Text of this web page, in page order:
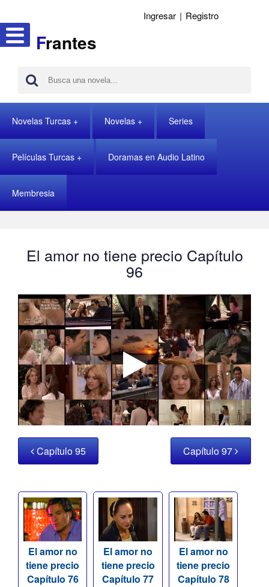
Frantes
Ingresar | Registro
Novelas Turcas Novelas Series
Películas Turcas Doramas en Audio Latino
Membresia
El amor no tiene precio Capítulo
96
Capítulo 95 Capítulo 97
El amor no
tiene precio
Capítulo 76
El amor no
tiene precio
Capítulo 77
El amor no
tiene precio
Capítulo 78